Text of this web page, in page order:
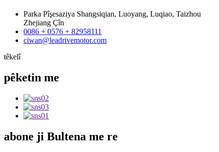
Parka Pîşesaziya Shangsiqian, Luoyang, Luqiao, Taizhou
Zhejiang Çîn
0086 + 0576 + 82958111
ciwan@leadrivemotor.com
têkelî
pêketin me
abone ji Bultena me re